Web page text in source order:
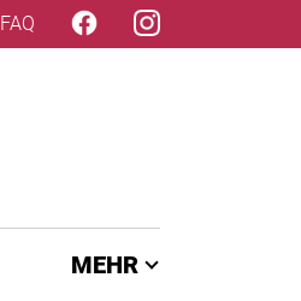
FAQ
MEHR
×